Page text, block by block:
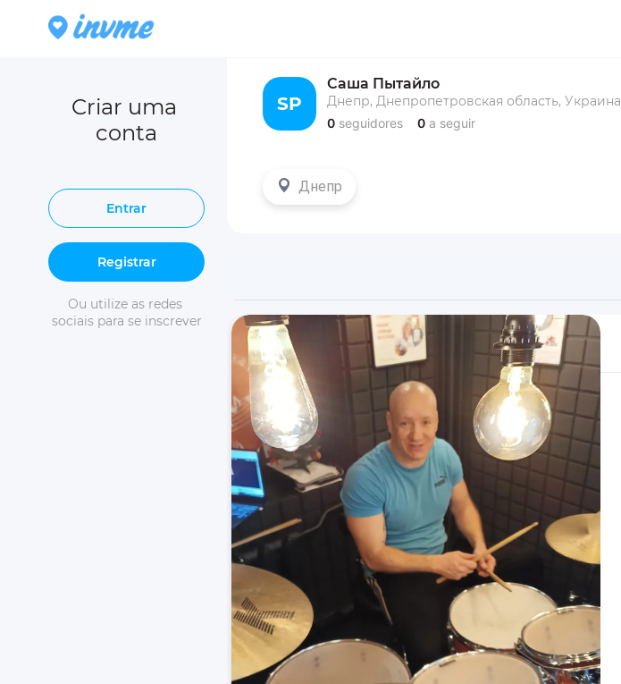
Criar uma
conta
Entrar
Registrar
Ou utilize as redes
sociais para se inscrever
SP
Саша Пытайло
Днепр, Днепропетровская область, Украина
0 seguidores 0 a seguir
Днепр